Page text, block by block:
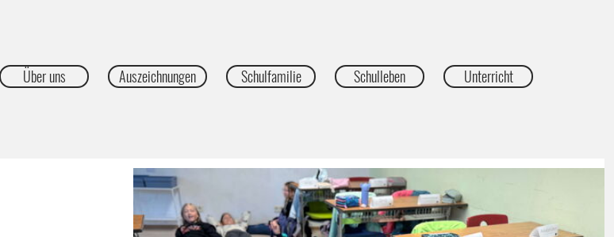
Über uns Auszeichnungen Schulfamilie Schulleben Unterricht